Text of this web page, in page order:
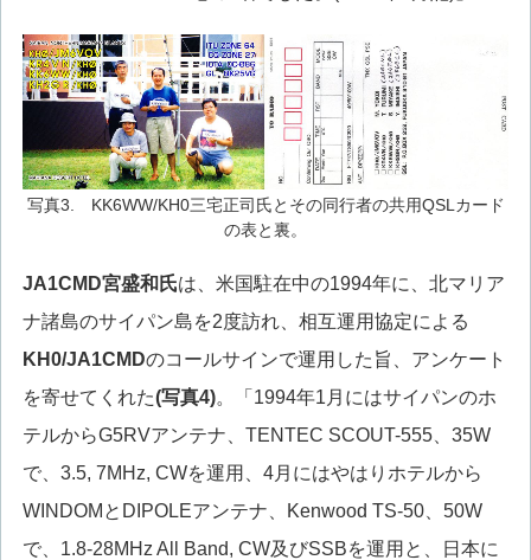
写真3. KK6WW/KH0三宅正司氏とその同行者の共用QSLカード
の表と裏。
JA1CMD宮盛和氏は、米国駐在中の1994年に、北マリア
ナ諸島のサイパン島を2度訪れ、相互運用協定による
KH0/JA1CMDのコールサインで運用した旨、アンケート
を寄せてくれた(写真4)。「1994年1月にはサイパンのホ
テルからG5RVアンテナ、TENTEC SCOUT-555、35W
で、3.5, 7MHz, CWを運用、4月にはやはりホテルから
WINDOMとDIPOLEアンテナ、Kenwood TS-50、50W
で、1.8-28MHz All Band, CW及びSSBを運用と、日本に